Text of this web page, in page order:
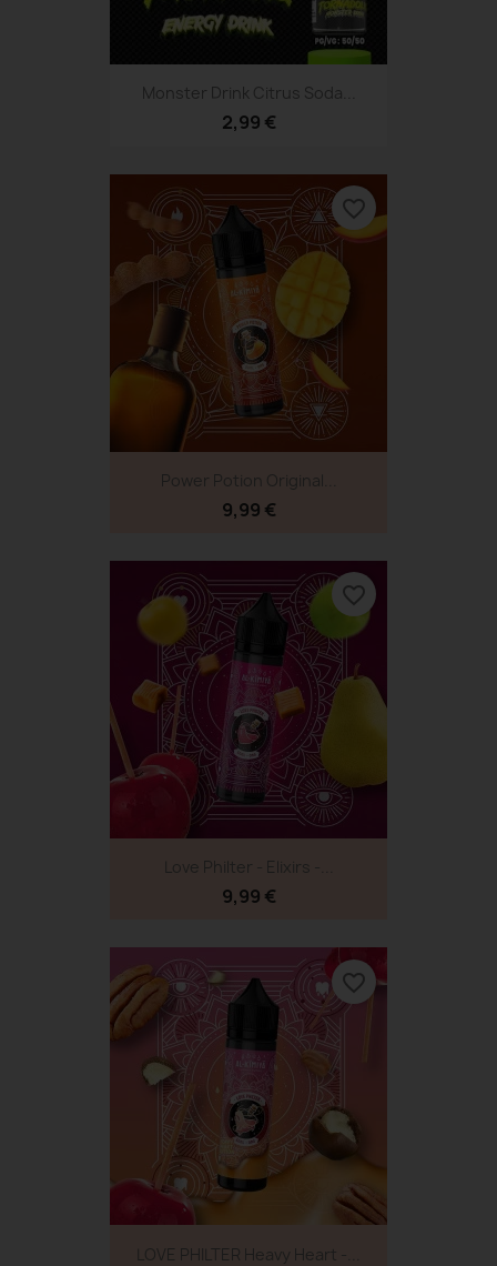
Monster Drink Citrus Soda...
2,99 €
Power Potion Original...
9,99 €
favorite_border
Love Philter - Elixirs -...
9,99 €
favorite_border
LOVE PHILTER Heavy Heart -...
favorite_border